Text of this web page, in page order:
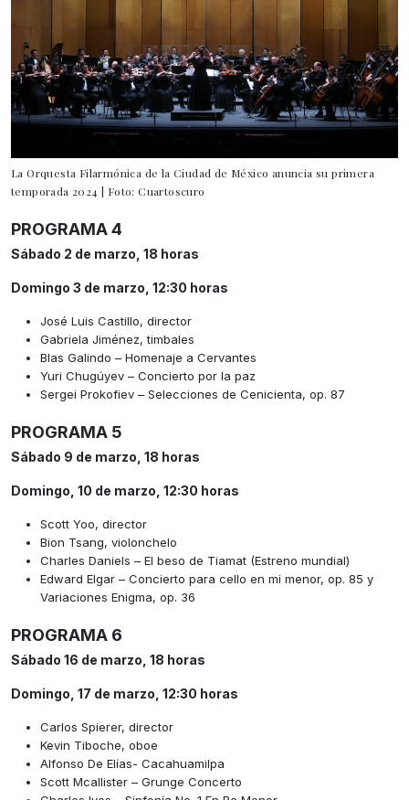
La Orquesta Filarmónica de la Ciudad de México anuncia su primera
temporada 2024 | Foto: Cuartoscuro
PROGRAMA 4
Sábado 2 de marzo, 18 horas
Domingo 3 de marzo, 12:30 horas
José Luis Castillo, director
Gabriela Jiménez, timbales
Blas Galindo – Homenaje a Cervantes
Yuri Chugúyev – Concierto por la paz
Sergei Prokofiev – Selecciones de Cenicienta, op. 87
PROGRAMA 5
Sábado 9 de marzo, 18 horas
Domingo, 10 de marzo, 12:30 horas
Scott Yoo, director
Bion Tsang, violonchelo
Charles Daniels – El beso de Tiamat (Estreno mundial)
Edward Elgar – Concierto para cello en mi menor, op. 85 y
Variaciones Enigma, op. 36
PROGRAMA 6
Sábado 16 de marzo, 18 horas
Domingo, 17 de marzo, 12:30 horas
Carlos Spierer, director
Kevin Tiboche, oboe
Alfonso De Elías- Cacahuamilpa
Scott Mcallister – Grunge Concerto